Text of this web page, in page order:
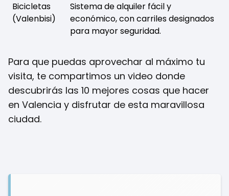
Bicicletas
(Valenbisi)
Sistema de alquiler fácil y
económico, con carriles designados
para mayor seguridad.
Para que puedas aprovechar al máximo tu
visita, te compartimos un video donde
descubrirás las 10 mejores cosas que hacer
en Valencia y disfrutar de esta maravillosa
ciudad.